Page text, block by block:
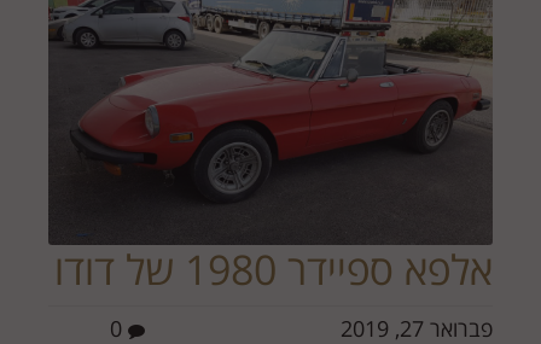
אלפא ספיידר 1980 של דודו
פברואר 27, 2019